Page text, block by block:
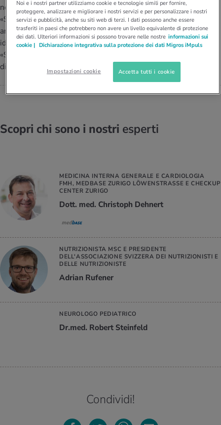
e intolleranze
nutritive
D’ATTUALITÀ NELL’AMBITO ALIMENTAZIONE
invernali
D’ATTUALITÀ NELL’AMBITO MOVIMENTO
Corsa & Jogging
D’ATTUALITÀ NELL’AMBITO RILASSAMENTO
Rilassamento attivo
delle donne
fisici
mediche
D’ATTUALITÀ NELL’AMBITO MEDICINA
D’ATTUALITÀ NELL’AMBITO SERVIZIO
Offerte
AMANTE DELLE SCALINATE,
IDEATORE DEL PROGETTO
«STÄGESTADT»
Patrick Fust
nell’ambito del progetto
«Scuola in movimento»,
amante delle scalinate,
ideatore del progetto
«Stägestadt», sposato e padre
di due bambini.
Scopri chi sono i nostri esperti
MEDICINA INTERNA GENERALE E CARDIOLOGIA
FMH, MEDBASE ZURIGO LÖWENSTRASSE E CHECKUP
CENTER ZURIGO
Dott. med. Christoph Dehnert
NUTRIZIONISTA MSC E PRESIDENTE
DELL'ASSOCIAZIONE SVIZZERA DEI NUTRIZIONISTI E
DELLE NUTRIZIONISTE
Adrian Rufener
NEUROLOGO PEDIATRICO
Dr.med. Robert Steinfeld
Condividi!
Noi e i nostri partner utilizziamo cookie e tecnologie simili per fornire,
proteggere, analizzare e migliorare i nostri servizi e per personalizzare i nostri
servizi e pubblicità, anche su siti web di terzi. I dati possono anche essere
trasferiti in paesi che potrebbero non avere un livello equivalente di protezione
dei dati. Ulteriori informazioni si possono trovare nelle nostre informazioni sui
cookie | Dichiarazione integrativa sulla protezione dei dati Migros iMpuls
Impostazioni cookie Accetta tutti i cookie